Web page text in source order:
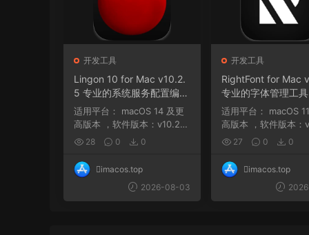
开发工具
Lingon 10 for Mac v10.2.
5 专业的系统服务配置编辑
工具
适用平台： macOS 14 及更
高版本 ，软件版本：v10.2
，架构：ARM, x86 (6...
28 0 0
imacos.top
2026-08-03
开发工具
RightFont for Mac
专业的字体管理工具
适用平台： macOS 11.1及更
高版本 ，软件版本：
macOS 11.1 及...
27 0 0
imacos.top